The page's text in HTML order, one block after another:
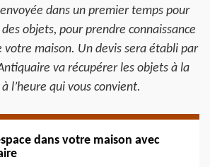
dans un premier temps pour
objets, pour prendre connaissance
votre maison. Un devis sera établi par
va récupérer les objets à la
l’heure qui vous convient.
dans votre maison avec